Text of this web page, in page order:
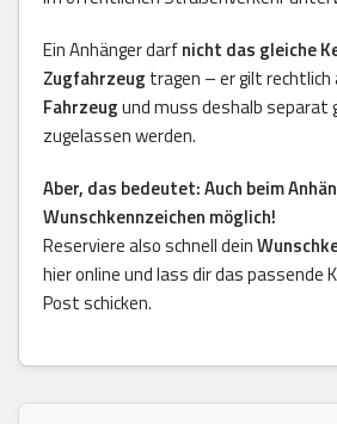
Ein Anhänger darfnicht das gleiche
Zugfahrzeug tragen – er gilt rechtlich
Fahrzeugund muss deshalb separat
zugelassen werden.
Aber, das bedeutet: Auch beim
Wunschkennzeichen möglich!
Reserviere also schnell dein
hier online und lass dir das passende
Post schicken.